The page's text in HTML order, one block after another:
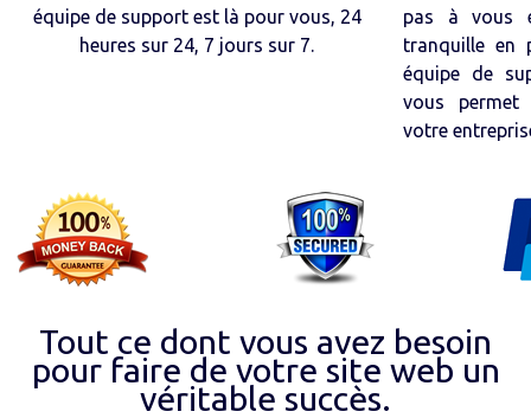
équipe de support est là pour vous, 24
heures sur 24, 7 jours sur 7.
pas à vous
tranquille en
équipe de
vous
votre
Tout ce dont vous avez besoin
pour faire de votre site web un
véritable succès.